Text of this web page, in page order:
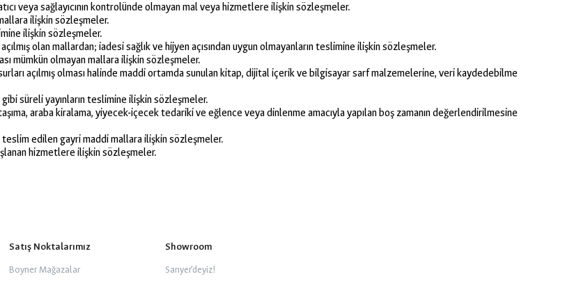
veya sağlayıcının kontrolünde olmayan mal veya hizmetlere ilişkin sözleşmeler.
ilişkin sözleşmeler.
ilişkin sözleşmeler.
olan mallardan; iadesi sağlık ve hijyen açısından uygun olmayanların teslimine ilişkin sözleşmeler.
mümkün olmayan mallara ilişkin sözleşmeler.
açılmış olması halinde maddi ortamda sunulan kitap, dijital içerik ve bilgisayar sarf malzemelerine, veri kaydedebilme
süreli yayınların teslimine ilişkin sözleşmeler.
araba kiralama, yiyecek-içecek tedariki ve eğlence veya dinlenme amacıyla yapılan boş zamanın değerlendirilmesine
edilen gayri maddi mallara ilişkin sözleşmeler.
hizmetlere ilişkin sözleşmeler.
Satış Noktalarımız
Boyner Mağazalar
Showroom
Sarıyer'deyiz!